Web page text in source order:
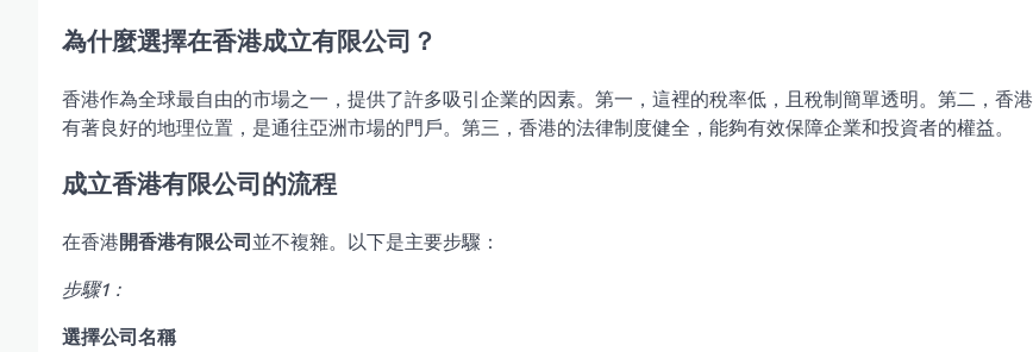
為什麼選擇在香港成立有限公司 ？
香港作為全球最自由的市場之一，提供了許多吸引企業的因素。第一，這裡的稅率低，且稅制簡單透明。第二，香港
有著良好的地理位置，是通往亞洲市場的門戶。第三，香港的法律制度健全，能夠有效保障企業和投資者的權益。
成立香港有限公司的流程
在香港開香港有限公司 並不複雜。以下是主要步驟：
步驟1：
選擇公司名稱